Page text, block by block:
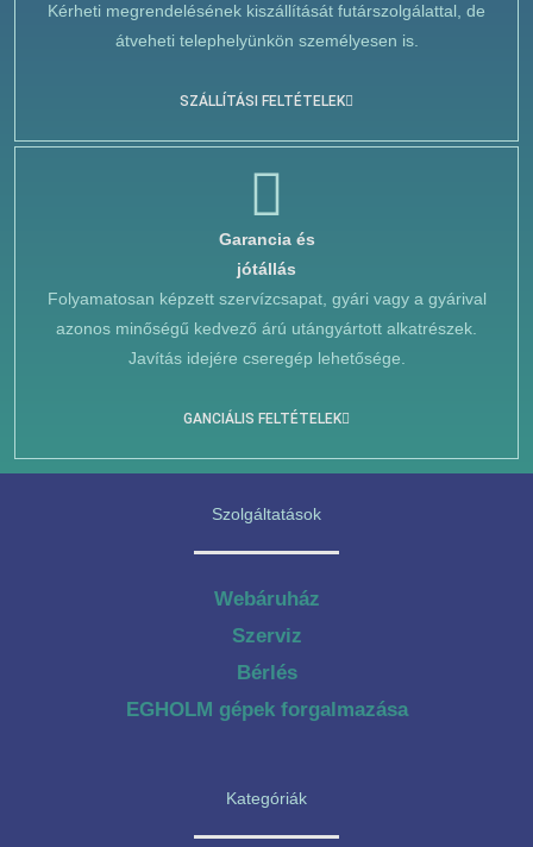
Kérheti megrendelésének kiszállítását futárszolgálattal, de
átveheti telephelyünkön személyesen is.
SZÁLLÍTÁSI FELTÉTELEK
Garancia és
jótállás
Folyamatosan képzett szervízcsapat, gyári vagy a gyárival
azonos minőségű kedvező árú utángyártott alkatrészek.
Javítás idejére cseregép lehetősége.
GANCIÁLIS FELTÉTELEK
Szolgáltatások
Webáruház
Szerviz
Bérlés
EGHOLM gépek forgalmazása
Kategóriák